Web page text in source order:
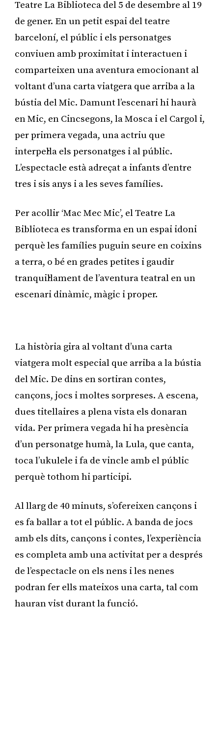
Teatre La Biblioteca del 5 de desembre al 19
de gener. En un petit espai del teatre
barceloní, el públic i els personatges
conviuen amb proximitat i interactuen i
comparteixen una aventura emocionant al
voltant d’una carta viatgera que arriba a la
bústia del Mic. Damunt l’escenari hi haurà
en Mic, en Cincsegons, la Mosca i el Cargol i,
per primera vegada, una actriu que
interpel·la els personatges i al públic.
L’espectacle està adreçat a infants d’entre
tres i sis anys i a les seves famílies.
Per acollir ‘Mac Mec Mic’, el Teatre La
Biblioteca es transforma en un espai idoni
perquè les famílies puguin seure en coixins
a terra, o bé en grades petites i gaudir
tranquil·lament de l’aventura teatral en un
escenari dinàmic, màgic i proper.
La història gira al voltant d’una carta
viatgera molt especial que arriba a la bústia
del Mic. De dins en sortiran contes,
cançons, jocs i moltes sorpreses. A escena,
dues titellaires a plena vista els donaran
vida. Per primera vegada hi ha presència
d’un personatge humà, la Lula, que canta,
toca l’ukulele i fa de vincle amb el públic
perquè tothom hi participi.
Al llarg de 40 minuts, s’ofereixen cançons i
es fa ballar a tot el públic. A banda de jocs
amb els dits, cançons i contes, l’experiència
es completa amb una activitat per a després
de l’espectacle on els nens i les nenes
podran fer ells mateixos una carta, tal com
hauran vist durant la funció.